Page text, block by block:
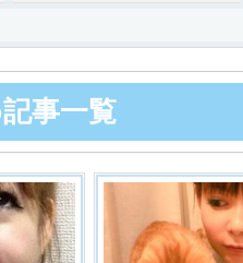
事一覧